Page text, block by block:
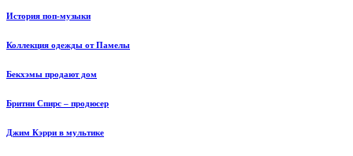
История поп-музыки
Коллекция одежды от Памелы
Бекхэмы продают дом
Бритни Спирс – продюсер
Джим Кэрри в мультике